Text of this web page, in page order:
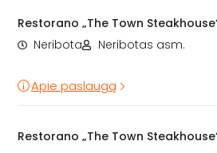
Restorano „The Town
Neribota
Neribotas asm.
Apie paslaugą
Restorano „The Town